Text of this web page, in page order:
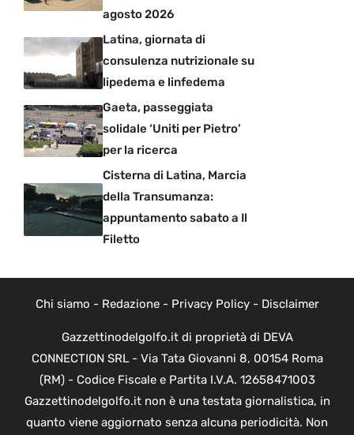
agosto 2026
Latina, giornata di
consulenza nutrizionale su
lipedema e linfedema
Gaeta, passeggiata
solidale ‘Uniti per Pietro’
per la ricerca
Cisterna di Latina, Marcia
della Transumanza:
appuntamento sabato a Il
Filetto
Chi siamo - Redazione- Privacy Policy- Disclaimer
Gazzettinodelgolfo.it di proprietà di DEVA
CONNECTION SRL - Via Tata Giovanni 8, 00154 Roma
(RM) - Codice Fiscale e Partita I.V.A. 12658471003
Gazzettinodelgolfo.it non è una testata giornalistica, in
quanto viene aggiornato senza alcuna periodicità. Non